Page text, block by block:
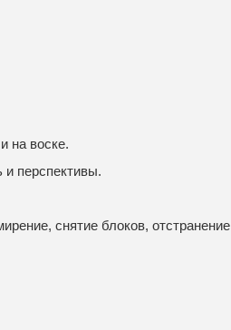
на воске.
перспективы.
снятие блоков, отстранение